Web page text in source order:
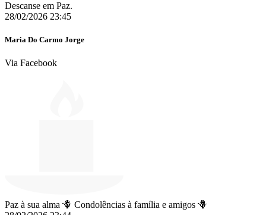
Descanse em Paz.
28/02/2026 23:45
Maria Do Carmo Jorge
Via Facebook
Paz à sua alma 🪻 Condolências à família e amigos 🪻